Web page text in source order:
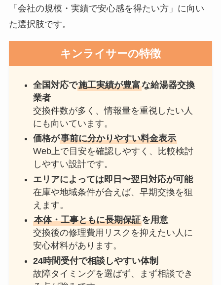
「会社の規模・実績で安心感を得たい方」に向い
た選択肢です。
キンライサーの特徴
全国対応で施工実績が豊富な給湯器交換
業者
交換件数が多く、情報量を重視したい人
にも向いています。
価格が事前に分かりやすい料金表示
Web上で目安を確認しやすく、比較検討
しやすい設計です。
エリアによっては即日〜翌日対応が可能
在庫や地域条件が合えば、早期交換を狙
えます。
本体・工事ともに長期保証を用意
交換後の修理費用リスクを抑えたい人に
安心材料があります。
24時間受付で相談しやすい体制
故障タイミングを選ばず、まず相談でき